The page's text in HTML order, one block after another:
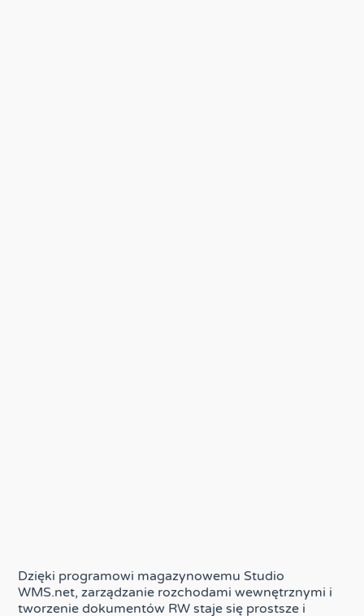
Dzięki programowi magazynowemu Studio
WMS.net, zarządzanie rozchodami wewnętrznymi i
tworzenie dokumentów RW staje się prostsze i